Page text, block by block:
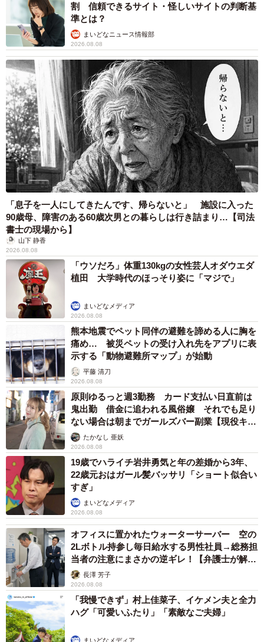
割 信頼できるサイト・怪しいサイトの判断基
準とは？
まいどなニュース情報部
2026.08.08
「息子を一人にしてきたんです、帰らないと」 施設に入った
90歳母、障害のある60歳次男との暮らしは行き詰まり…【司法
書士の現場から】
山下 静香
2026.08.08
「ウソだろ」体重130kgの女性芸人オダウエダ
植田 大学時代のほっそり姿に「マジで」
まいどなメディア
2026.08.08
熊本地震でペット同伴の避難を諦める人に胸を
痛め… 被災ペットの受け入れ先をアプリに表
示する「動物避難所マップ」が始動
平藤 清刀
2026.08.08
原則ゆるっと週3勤務 カード支払い日直前は
鬼出勤 借金に追われる風俗嬢 それでも足り
ない場合は朝までガールズバー副業【現役キャ
ストに取材】
たかなし 亜妖
2026.08.08
19歳でハライチ岩井勇気と年の差婚から3年、
22歳元おはガール髪バッサリ「ショート似合い
すぎ」
まいどなメディア
2026.08.08
オフィスに置かれたウォーターサーバー 空の
2Lボトル持参し毎日給水する男性社員→総務担
当者の注意にまさかの逆ギレ！【弁護士が解
説】長澤 芳子
2026.08.08
「我慢できず」村上佳菜子、イケメン夫と全力
ハグ「可愛いふたり」「素敵なご夫婦」
まいどなメディア